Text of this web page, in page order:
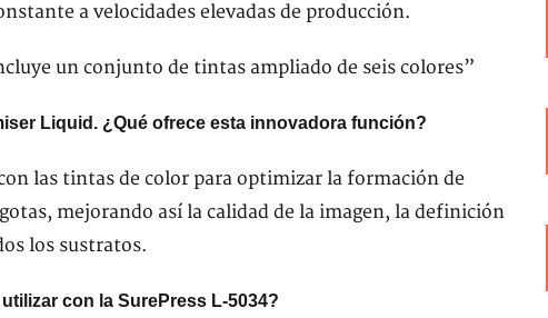
a velocidades elevadas de producción.
Liquid. ¿Qué ofrece esta innovadora función?
las tintas de color para optimizar la formación de
mejorando así la calidad de la imagen, la definición
los sustratos.
con la SurePress L-5034?